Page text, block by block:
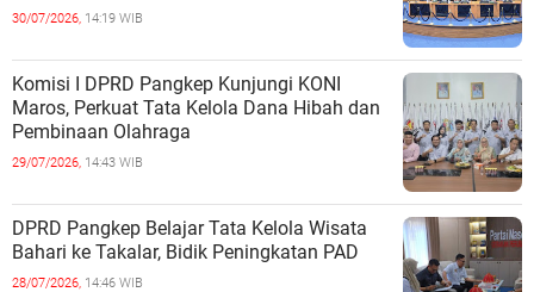
30/07/2026, 14:19 WIB
Komisi I DPRD Pangkep Kunjungi KONI
Maros, Perkuat Tata Kelola Dana Hibah dan
Pembinaan Olahraga
29/07/2026, 14:43 WIB
DPRD Pangkep Belajar Tata Kelola Wisata
Bahari ke Takalar, Bidik Peningkatan PAD
28/07/2026, 14:46 WIB